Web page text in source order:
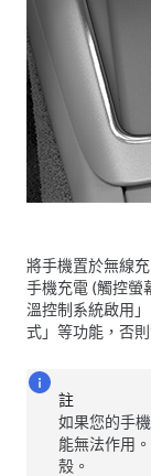
將手機置於無線
手機充電 (觸控螢
溫控制系統啟用」
式」等功能 ，否
註
如果您的手
能無法作用
殼。